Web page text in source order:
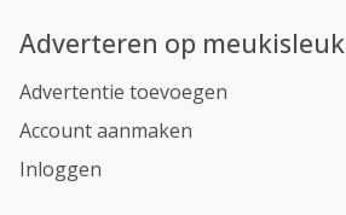
Adverteren op meukisleuk
Advertentie toevoegen
Account aanmaken
Inloggen